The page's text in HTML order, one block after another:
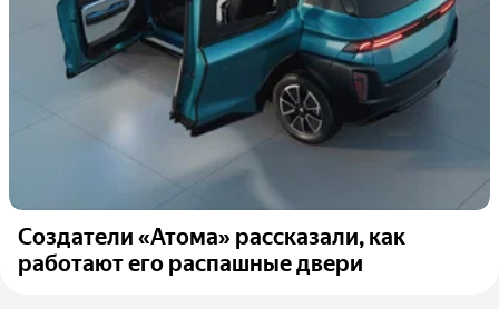
Создатели «Атома» рассказали, как
работают его распашные двери